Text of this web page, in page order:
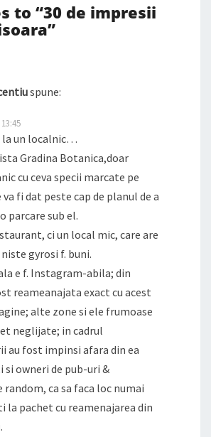
to “30 de impresii
spune:
la un localnic…
Gradina Botanica,doar
cu ceva specii marcate pe
va fi dat peste cap de planul de a
parcare sub el.
ci un local mic, care are
gyrosi f. buni.
e f. Instagram-abila; din
reameanajata exact cu acest
alte zone si ele frumoase
neglijate; in cadrul
au fost impinsi afara din ea
owneri de pub-uri &
ca sa faca loc numai
la pachet cu reamenajarea din